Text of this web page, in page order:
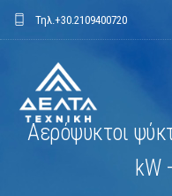
Τηλ.+30.2109400720
Αερόψυκτοι
kW